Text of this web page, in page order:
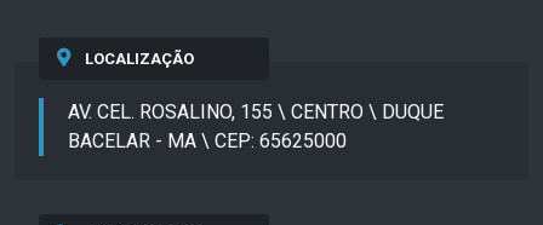
LOCALIZAÇÃO
AV. CEL. ROSALINO, 155 \ CENTRO \ DUQUE
BACELAR - MA \ CEP: 65625000